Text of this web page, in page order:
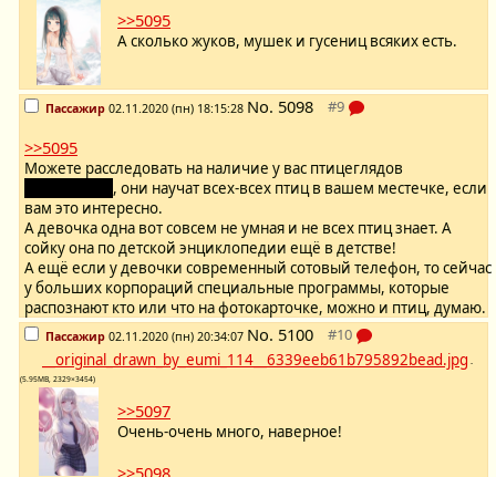
>>5095
А сколько жуков, мушек и гусениц всяких есть.
Пассажир 02.11.2020 (пн) 18:15:28 No. 5098
>>5095
Можете расследовать на наличие у вас птицеглядов
, они научат всех-всех птиц в вашем местечке, если
вам это интересно.
А девочка одна вот совсем не умная и не всех птиц знает. А
сойку она по детской энциклопедии ещё в детстве!
А ещё если у девочки современный сотовый телефон, то сейчас
у больших корпораций специальные программы, которые
распознают кто или что на фотокарточке, можно и птиц, думаю.
Пассажир 02.11.2020 (пн) 20:34:07 No. 5100
__original_drawn_by_eumi_114__6339eeb61b795892bead.jpg -
(5.95MB, 2329×3454)
>>5097
Очень-очень много, наверное!
>>5098